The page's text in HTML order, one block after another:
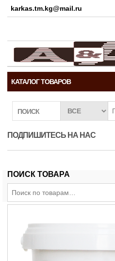
karkas.tm.kg@mail.ru
КАТАЛОГ ТОВАРОВ
ПОИСК
ПОДПИШИТЕСЬ НА НАС
ПОИСК ТОВАРА